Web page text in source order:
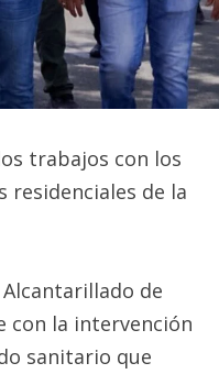
trabajos con los
de la
de
con la intervención
sanitario que